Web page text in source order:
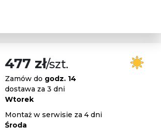
477 zł/szt.
Zamów do godz. 14
dostawa za 3 dni
Wtorek
Montaż w serwisie za 4 dni
Środa